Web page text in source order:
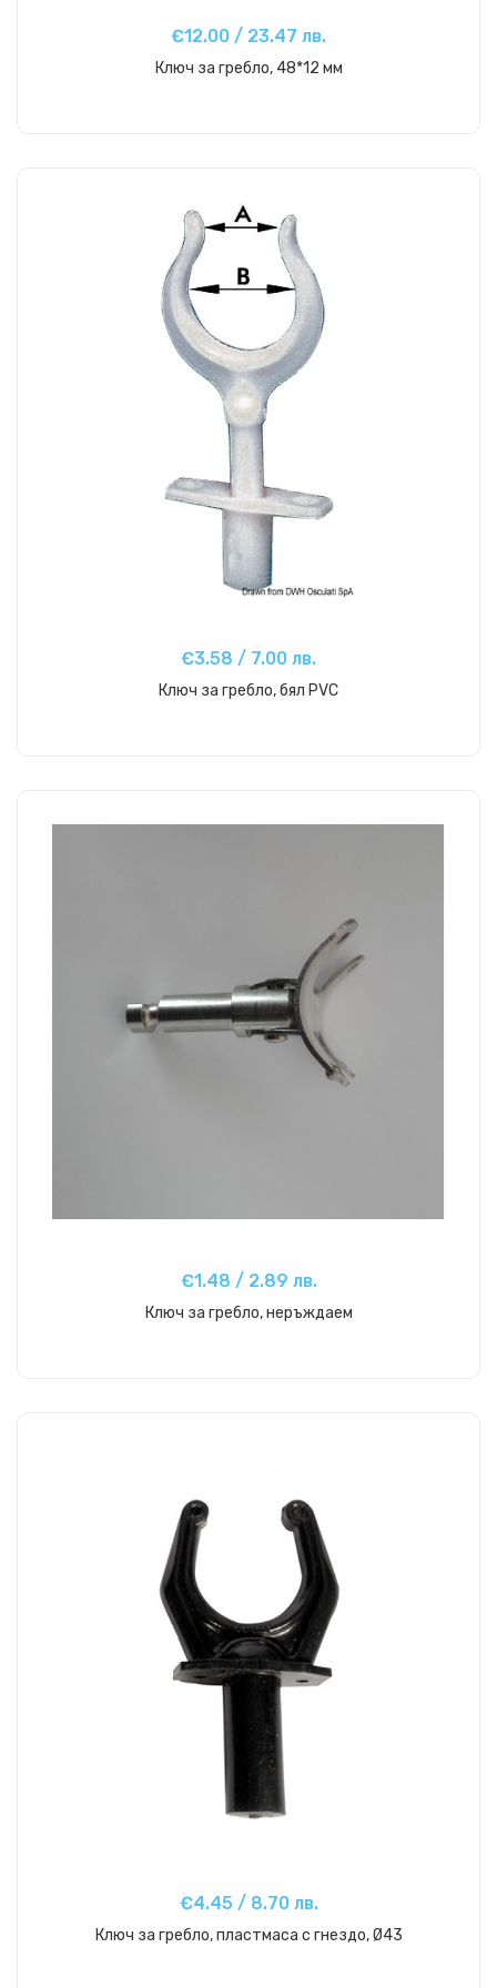
€12.00 / 23.47 лв.
Ключ за гребло, 48*12 мм
€3.58 / 7.00 лв.
Ключ за гребло, бял PVC
€1.48 / 2.89 лв.
Ключ за гребло, неръждаем
€4.45 / 8.70 лв.
Ключ за гребло, пластмаса с гнездо, Ø43